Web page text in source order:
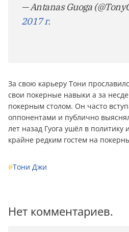
— Antanas Guoga
2017 г.
За свою карьеру Тони
свои покерные навыки а за
покерным столом. Он часто
оппонентами и публично
лет назад Гуога ушёл в политику
крайне редким гостем на
#Тони Джи
Нет комментариев.